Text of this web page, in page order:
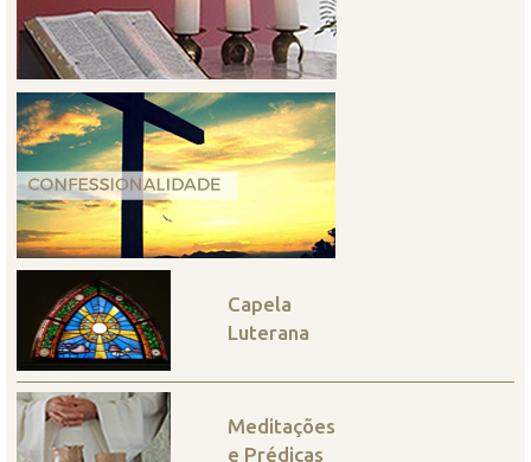
Capela
Luterana
Meditações
e Prédicas